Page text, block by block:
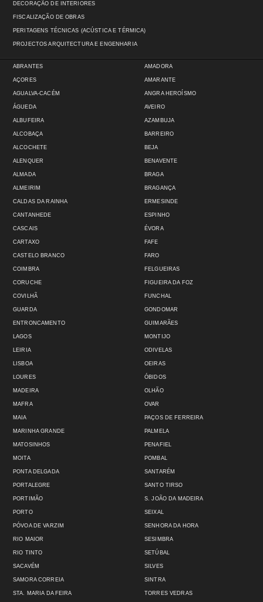
DECORAÇÃO DE INTERIORES
FISCALIZAÇÃO DE OBRAS
PERITAGENS TÉCNICAS (ACÚSTICA E TÉRMICA)
PROJECTOS ARQUITECTURA E ENGENHARIA
ABRANTES
AÇORES
AGUALVA-CACÉM
ÁGUEDA
ALBUFEIRA
ALCOBAÇA
ALCOCHETE
ALENQUER
ALMADA
ALMEIRIM
AMADORA
AMARANTE
ANGRA HEROÍSMO
AVEIRO
AZAMBUJA
BARREIRO
BEJA
BENAVENTE
BRAGA
BRAGANÇA
CALDAS DA RAINHA
CANTANHEDE
CASCAIS
CARTAXO
CASTELO BRANCO
COIMBRA
CORUCHE
COVILHÃ
GUARDA
ENTRONCAMENTO
ERMESINDE
ESPINHO
ÉVORA
FAFE
FARO
FELGUEIRAS
FIGUEIRA DA FOZ
FUNCHAL
GONDOMAR
GUIMARÃES
LAGOS
LEIRIA
LISBOA
LOURES
MADEIRA
MAFRA
MAIA
MARINHA GRANDE
MATOSINHOS
MOITA
MONTIJO
ODIVELAS
OEIRAS
ÓBIDOS
OLHÃO
OVAR
PAÇOS DE FERREIRA
PALMELA
PENAFIEL
POMBAL
PONTA DELGADA
PORTALEGRE
PORTIMÃO
PORTO
PÓVOA DE VARZIM
RIO MAIOR
RIO TINTO
SACAVÉM
SAMORA CORREIA
STA. MARIA DA FEIRA
SANTARÉM
SANTO TIRSO
S. JOÃO DA MADEIRA
SEIXAL
SENHORA DA HORA
SESIMBRA
SETÚBAL
SILVES
SINTRA
TORRES VEDRAS